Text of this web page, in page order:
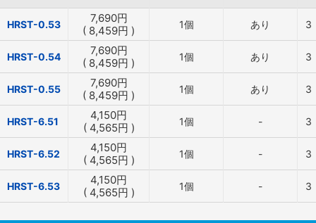
HRST-0.53 7,690円
( 8,459円 ) 1個 あり 3
HRST-0.54 7,690円
( 8,459円 ) 1個 あり 3
HRST-0.55 7,690円
( 8,459円 ) 1個 あり 3
HRST-6.51 4,150円
( 4,565円 ) 1個 - 3
HRST-6.52 4,150円
( 4,565円 ) 1個 - 3
HRST-6.53 4,150円
( 4,565円 ) 1個 - 3